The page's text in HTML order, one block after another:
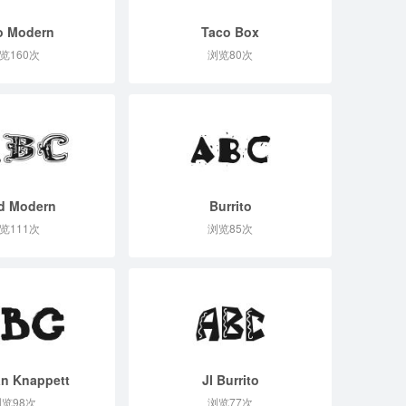
Modern
160次
Taco Box
浏览80次
Modern
111次
Burrito
浏览85次
Knappett
98次
JI Burrito
浏览77次